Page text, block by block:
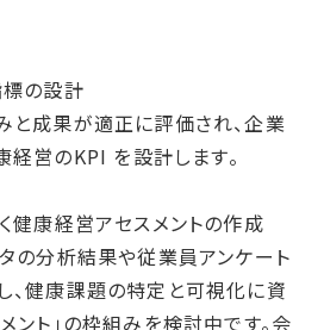
標の設計
成果が適正に評価され、企業
営のKPI を設計します。
健康経営アセスメントの作成
の分析結果や従業員アンケート
、健康課題の特定と可視化に資
ント」の枠組みを検討中です。会